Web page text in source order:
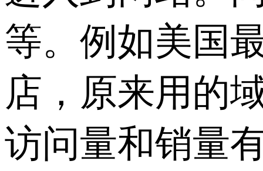
等。例如美国
店，原来用的
访问量和销量